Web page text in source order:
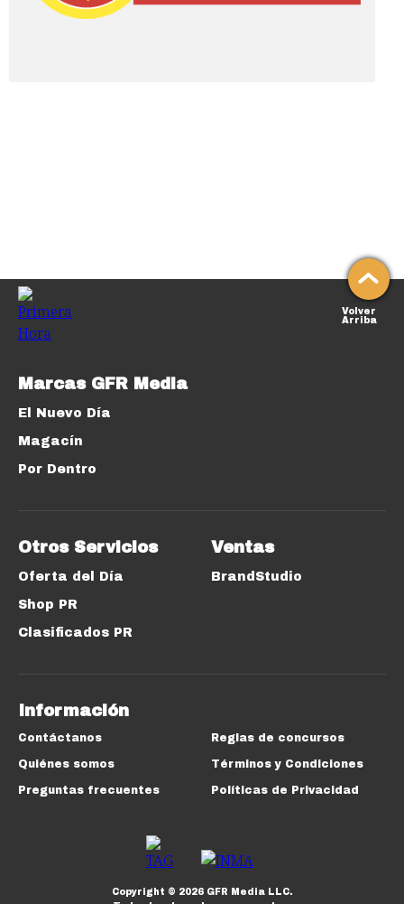
Volver
Arriba
Marcas GFR Media
El Nuevo Día
Magacín
Por Dentro
Otros Servicios
Oferta del Día
Shop PR
Clasificados PR
Ventas
BrandStudio
Información
Contáctanos
Quiénes somos
Preguntas frecuentes
Reglas de concursos
Términos y Condiciones
Políticas de Privacidad
Copyright © 2026GFR Media LLC.